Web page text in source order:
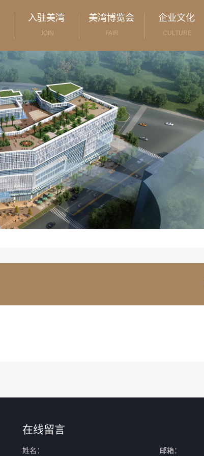
入驻美湾 美湾博览会 企业文化
JOIN FAIR CULTURE
在线留言
姓名： 邮箱：